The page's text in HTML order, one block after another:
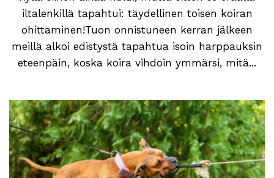
iltalenkillä tapahtui: täydellinen toisen koiran
ohittaminen!Tuon onnistuneen kerran jälkeen
meillä alkoi edistystä tapahtua isoin harppauksin
eteenpäin, koska koira vihdoin ymmärsi, mitä...